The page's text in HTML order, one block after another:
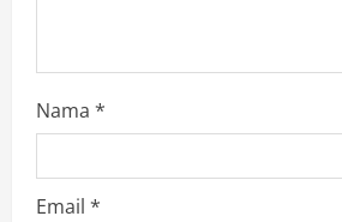
g
Nama *
Email *